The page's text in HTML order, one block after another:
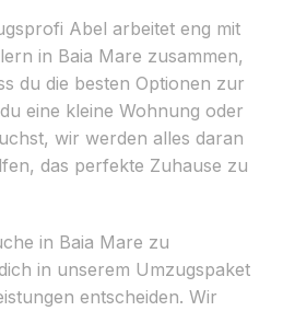
Abel arbeitet eng mit
in Baia Mare zusammen,
du die besten Optionen zur
eine kleine Wohnung oder
wir werden alles daran
das perfekte Zuhause zu
in Baia Mare zu
in unserem Umzugspaket
entscheiden. Wir